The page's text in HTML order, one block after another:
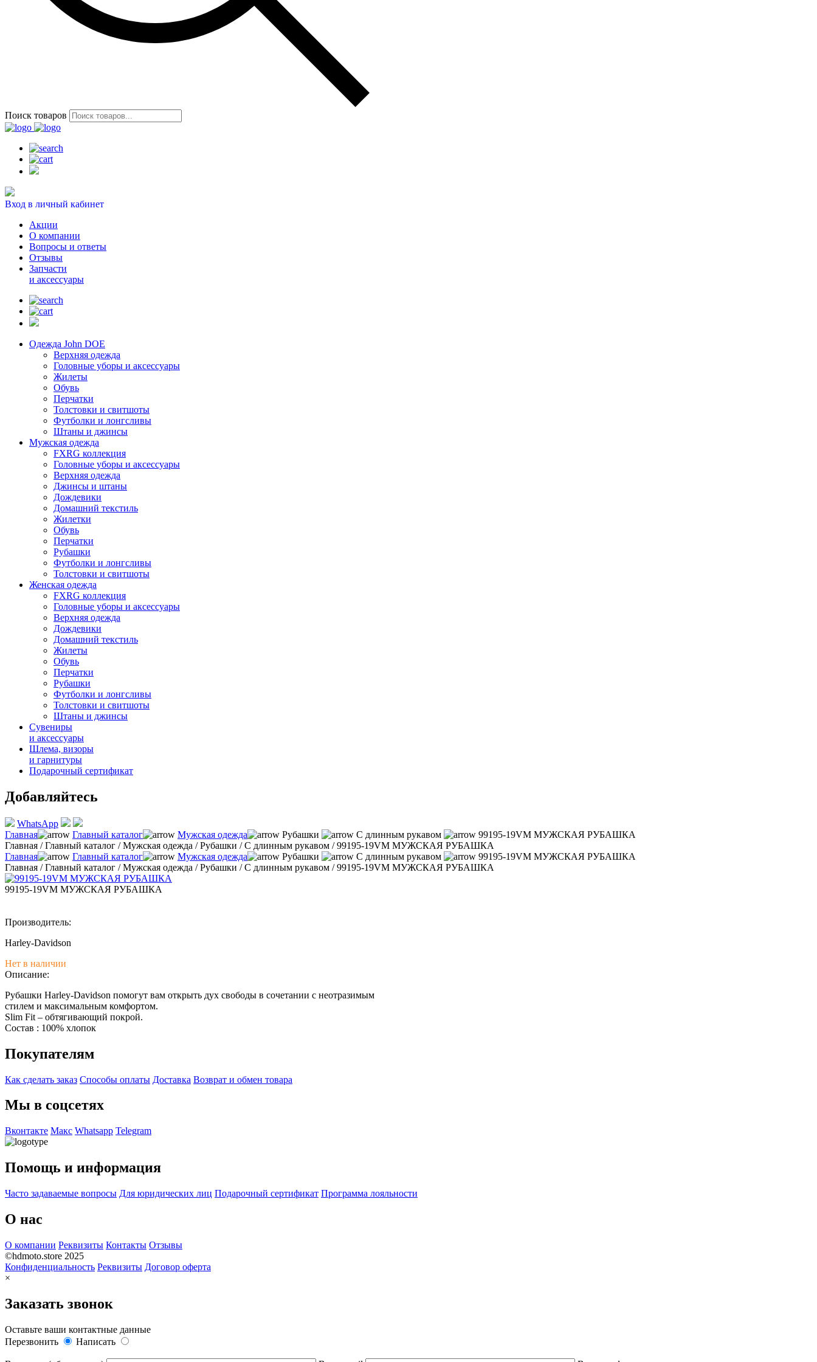
Поиск товаров
Вход в личный кабинет
Акции
О компании
Вопросы и ответы
Отзывы
Запчасти
и аксессуары
Одежда John DOE
Верхняя одежда
Головные уборы и аксессуары
Жилеты
Обувь
Перчатки
Толстовки и свитшоты
Футболки и лонгсливы
Штаны и джинсы
Мужская одежда
FXRG коллекция
Головные уборы и аксессуары
Верхняя одежда
Джинсы и штаны
Дождевики
Домашний текстиль
Жилетки
Обувь
Перчатки
Рубашки
Футболки и лонгсливы
Толстовки и свитшоты
Женская одежда
FXRG коллекция
Головные уборы и аксессуары
Верхняя одежда
Дождевики
Домашний текстиль
Жилеты
Обувь
Перчатки
Рубашки
Футболки и лонгсливы
Толстовки и свитшоты
Штаны и джинсы
Сувениры
и аксессуары
Шлема, визоры
и гарнитуры
Подарочный сертификат
Добавляйтесь
WhatsApp
Главная
Главный каталог Мужская одежда Рубашки С длинным рукавом
99195-19VM МУЖСКАЯ РУБАШКА
Главная /Главный каталог /Мужская одежда /Рубашки /С длинным рукавом /99195-19VM МУЖСКАЯ РУБАШКА
Главная
Главный каталог Мужская одежда Рубашки С длинным рукавом
99195-19VM МУЖСКАЯ РУБАШКА
Главная /Главный каталог /Мужская одежда /Рубашки /С длинным рукавом /99195-19VM МУЖСКАЯ РУБАШКА
99195-19VM МУЖСКАЯ РУБАШКА
Производитель:
Harley-Davidson
Нет в наличии
Описание:
Рубашки Harley-Davidson помогут вам открыть дух свободы в сочетании с неотразимым
стилем и максимальным комфортом.
Slim Fit – обтягивающий покрой.
Состав : 100% хлопок
Покупателям
Как сделать заказ Способы оплаты Доставка Возврат и обмен товара
Мы в соцсетях
Вконтакте Макс Whatsapp Telegram
Помощь и информация
Часто задаваемые вопросы Для юридических лиц Подарочный сертификат Программа лояльности
О нас
О компании Реквизиты Контакты Отзывы
©hdmoto.store 2025
Конфиденциальность Реквизиты Договор оферта
×
Заказать звонок
Оставьте ваши контактные данные
Перезвонить
Написать